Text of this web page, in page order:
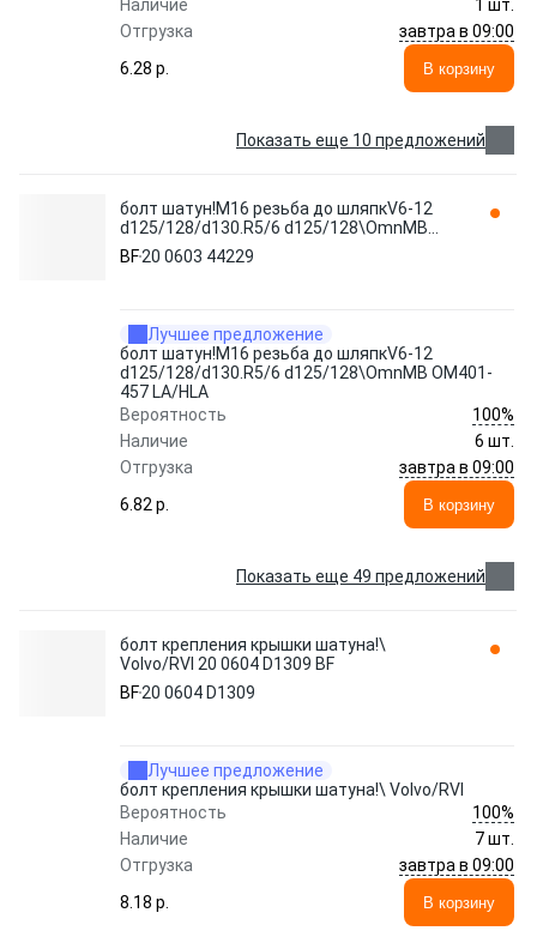
Наличие
1 шт.
Отгрузка
завтра в 09:00
6.28 p.
В корзину
Показать еще 10 предложений
болт шатун!M16 резьба до шляпкV6-12
d125/128/d130.R5/6 d125/128\OmnMB
OM401-457 LA/HLA 20 0603 44229 BF
BF20 0603 44229
Лучшее предложение
болт шатун!M16 резьба до шляпкV6-12
d125/128/d130.R5/6 d125/128\OmnMB OM401-
457 LA/HLA
Вероятность
100%
Наличие
6 шт.
Отгрузка
завтра в 09:00
6.82 p.
В корзину
Показать еще 49 предложений
болт крепления крышки шатуна!\
Volvo/RVI 20 0604 D1309 BF
BF20 0604 D1309
Лучшее предложение
болт крепления крышки шатуна!\ Volvo/RVI
Вероятность
100%
Наличие
7 шт.
Отгрузка
завтра в 09:00
8.18 p.
В корзину